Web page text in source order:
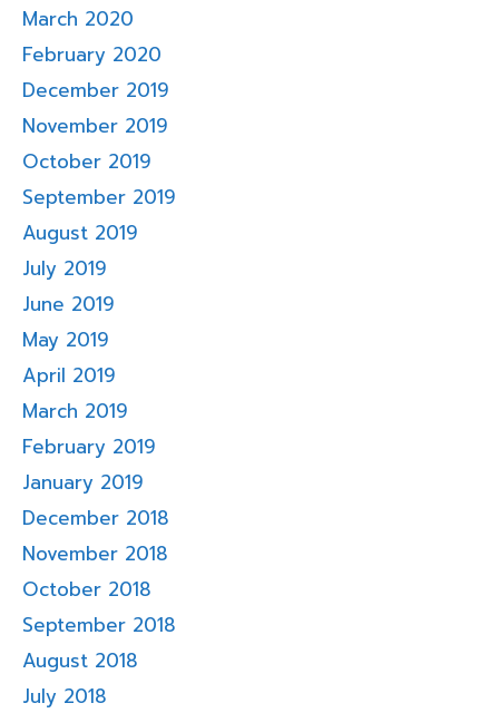
March 2020
February 2020
December 2019
November 2019
October 2019
September 2019
August 2019
July 2019
June 2019
May 2019
April 2019
March 2019
February 2019
January 2019
December 2018
November 2018
October 2018
September 2018
August 2018
July 2018